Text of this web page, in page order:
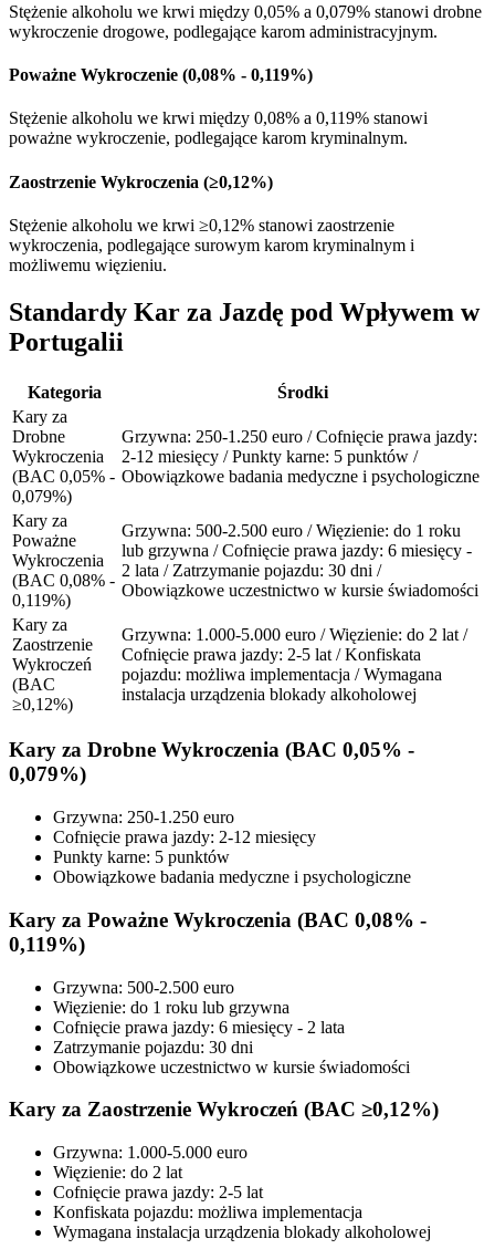
Stężenie alkoholu we krwi między 0,05% a 0,079% stanowi drobne
wykroczenie drogowe, podlegające karom administracyjnym.
Poważne Wykroczenie (0,08% - 0,119%)
Stężenie alkoholu we krwi między 0,08% a 0,119% stanowi
poważne wykroczenie, podlegające karom kryminalnym.
Zaostrzenie Wykroczenia (≥0,12%)
Stężenie alkoholu we krwi ≥0,12% stanowi zaostrzenie
wykroczenia, podlegające surowym karom kryminalnym i
możliwemu więzieniu.
Standardy Kar za Jazdę pod Wpływem w
Portugalii
Kategoria
Środki
Kary za
Drobne
Wykroczenia
(BAC 0,05% -
0,079%)
Grzywna: 250-1.250 euro / Cofnięcie prawa jazdy:
2-12 miesięcy / Punkty karne: 5 punktów /
Obowiązkowe badania medyczne i psychologiczne
Kary za
Poważne
Wykroczenia
(BAC 0,08% -
0,119%)
Grzywna: 500-2.500 euro / Więzienie: do 1 roku
lub grzywna / Cofnięcie prawa jazdy: 6 miesięcy -
2 lata / Zatrzymanie pojazdu: 30 dni /
Obowiązkowe uczestnictwo w kursie świadomości
Kary za
Zaostrzenie
Wykroczeń
(BAC
≥0,12%)
Grzywna: 1.000-5.000 euro / Więzienie: do 2 lat /
Cofnięcie prawa jazdy: 2-5 lat / Konfiskata
pojazdu: możliwa implementacja / Wymagana
instalacja urządzenia blokady alkoholowej
Kary za Drobne Wykroczenia (BAC 0,05% -
0,079%)
Grzywna: 250-1.250 euro
Cofnięcie prawa jazdy: 2-12 miesięcy
Punkty karne: 5 punktów
Obowiązkowe badania medyczne i psychologiczne
Kary za Poważne Wykroczenia (BAC 0,08% -
0,119%)
Grzywna: 500-2.500 euro
Więzienie: do 1 roku lub grzywna
Cofnięcie prawa jazdy: 6 miesięcy - 2 lata
Zatrzymanie pojazdu: 30 dni
Obowiązkowe uczestnictwo w kursie świadomości
Kary za Zaostrzenie Wykroczeń (BAC ≥0,12%)
Grzywna: 1.000-5.000 euro
Więzienie: do 2 lat
Cofnięcie prawa jazdy: 2-5 lat
Konfiskata pojazdu: możliwa implementacja
Wymagana instalacja urządzenia blokady alkoholowej